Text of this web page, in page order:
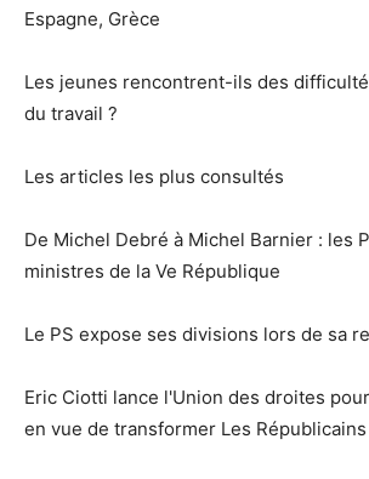
Espagne, Grèce
Les jeunes rencontrent-ils des
du travail ?
Les articles les plus consultés
De Michel Debré à Michel Barnier : les
ministres de la Ve République
Le PS expose ses divisions lors de sa
Eric Ciotti lance l'Union des droites
en vue de transformer Les Républicains